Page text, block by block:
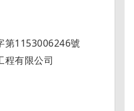
第1153006246號
程有限公司